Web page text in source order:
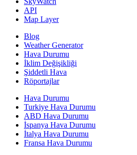
API
Map Layer
Blog
Weather Generator
Hava Durumu
İklim Değişikliği
Şiddetli Hava
Röportajlar
Hava Durumu
Turkiye Hava Durumu
ABD Hava Durumu
İspanya Hava Durumu
İtalya Hava Durumu
Fransa Hava Durumu